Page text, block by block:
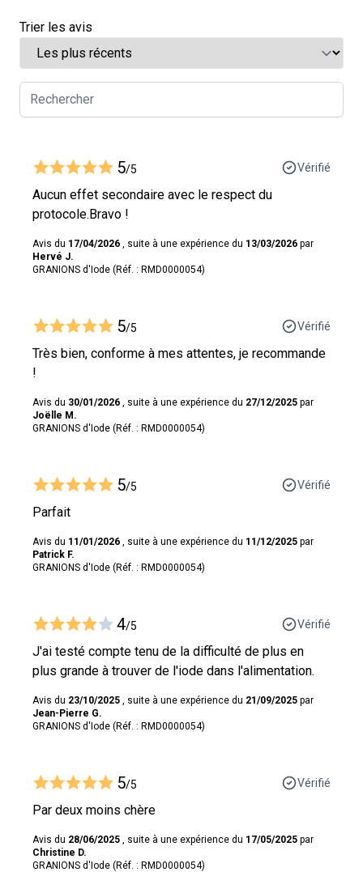
Trier les avis
5/5 Vérifié
Aucun effet secondaire avec le respect du
protocole.Bravo !
Avis du 17/04/2026 , suite à une expérience du 13/03/2026 par
Hervé J.
GRANIONS d'Iode (Réf. : RMD0000054)
5/5 Vérifié
Très bien, conforme à mes attentes, je recommande
!
Avis du 30/01/2026 , suite à une expérience du 27/12/2025 par
Joëlle M.
GRANIONS d'Iode (Réf. : RMD0000054)
5/5 Vérifié
Parfait
Avis du 11/01/2026 , suite à une expérience du 11/12/2025 par
Patrick F.
GRANIONS d'Iode (Réf. : RMD0000054)
4/5 Vérifié
J'ai testé compte tenu de la difficulté de plus en
plus grande à trouver de l'iode dans l'alimentation.
Avis du 23/10/2025 , suite à une expérience du 21/09/2025 par
Jean-Pierre G.
GRANIONS d'Iode (Réf. : RMD0000054)
5/5 Vérifié
Par deux moins chère
Avis du 28/06/2025 , suite à une expérience du 17/05/2025 par
Christine D.
GRANIONS d'Iode (Réf. : RMD0000054)